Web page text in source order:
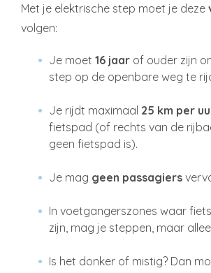
Met je elektrische step moet je deze
volgen:
Je moet 16 jaar of ouder zijn
step op de openbare weg te
Je rijdt maximaal 25 km per
fietspad (of rechts van de
geen fietspad is).
Je mag geen passagiers
In voetgangerszones waar
zijn, mag je steppen, maar
Is het donker of mistig? Dan